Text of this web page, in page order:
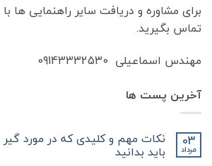
برای مشاوره و دریافت سایر راهنمایی ها
تماس بگیرید.
مهندس اسماعیلی 09143332530
آخرین پست ها
03
مرداد باید بدانید